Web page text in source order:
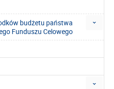
budżetu państwa
Funduszu Celowego